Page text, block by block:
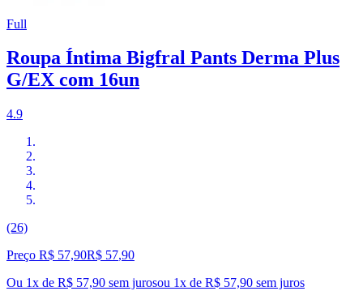
Full
Roupa Íntima Bigfral Pants Derma Plus
G/EX com 16un
4.9
(26)
Preço R$ 57,90R$ 57,90
Ou 1x de R$ 57,90 sem jurosou 1x de R$ 57,90 sem juros